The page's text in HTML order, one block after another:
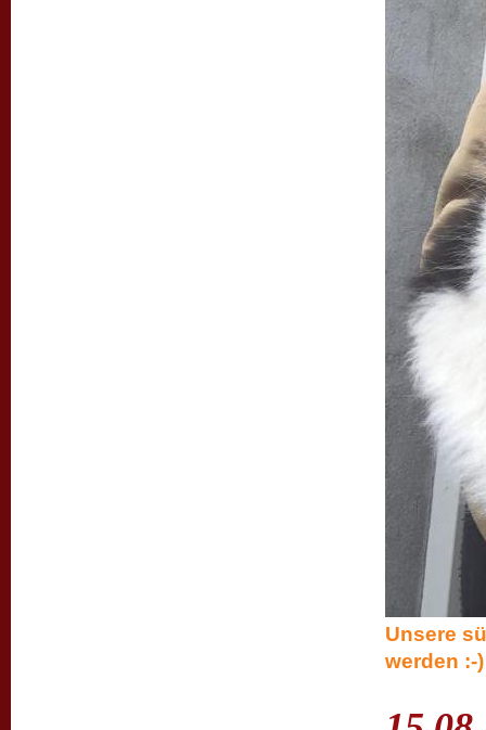
Unsere
werden :-)